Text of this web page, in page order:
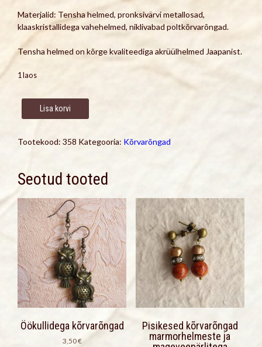
Materjalid: Tensha helmed, pronksivärvi metallosad,
klaaskristallidega vahehelmed, niklivabad poltkõrvarõngad.
Tensha helmed on kõrge kvaliteediga akrüülhelmed Jaapanist.
1 laos
Kõrvarõngad
Tensha
kogus
Lisa korvi
Tootekood: 358 Kategooria: Kõrvarõngad
Seotud tooted
Öökullidega kõrvarõngad
3,50€
Pisikesed kõrvarõngad
marmorhelmeste ja